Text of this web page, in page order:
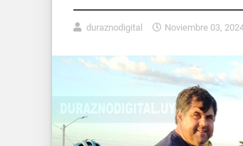
duraznodigital Noviembre 03,